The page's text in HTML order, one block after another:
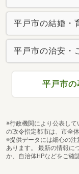
平戸市の結婚・
平戸市の治安・
平戸市の
※行政機関により公表し
の政令指定都市は、市全
※提供データには細心の
あります。 最新の情報に
か、自治体HPなどをご確